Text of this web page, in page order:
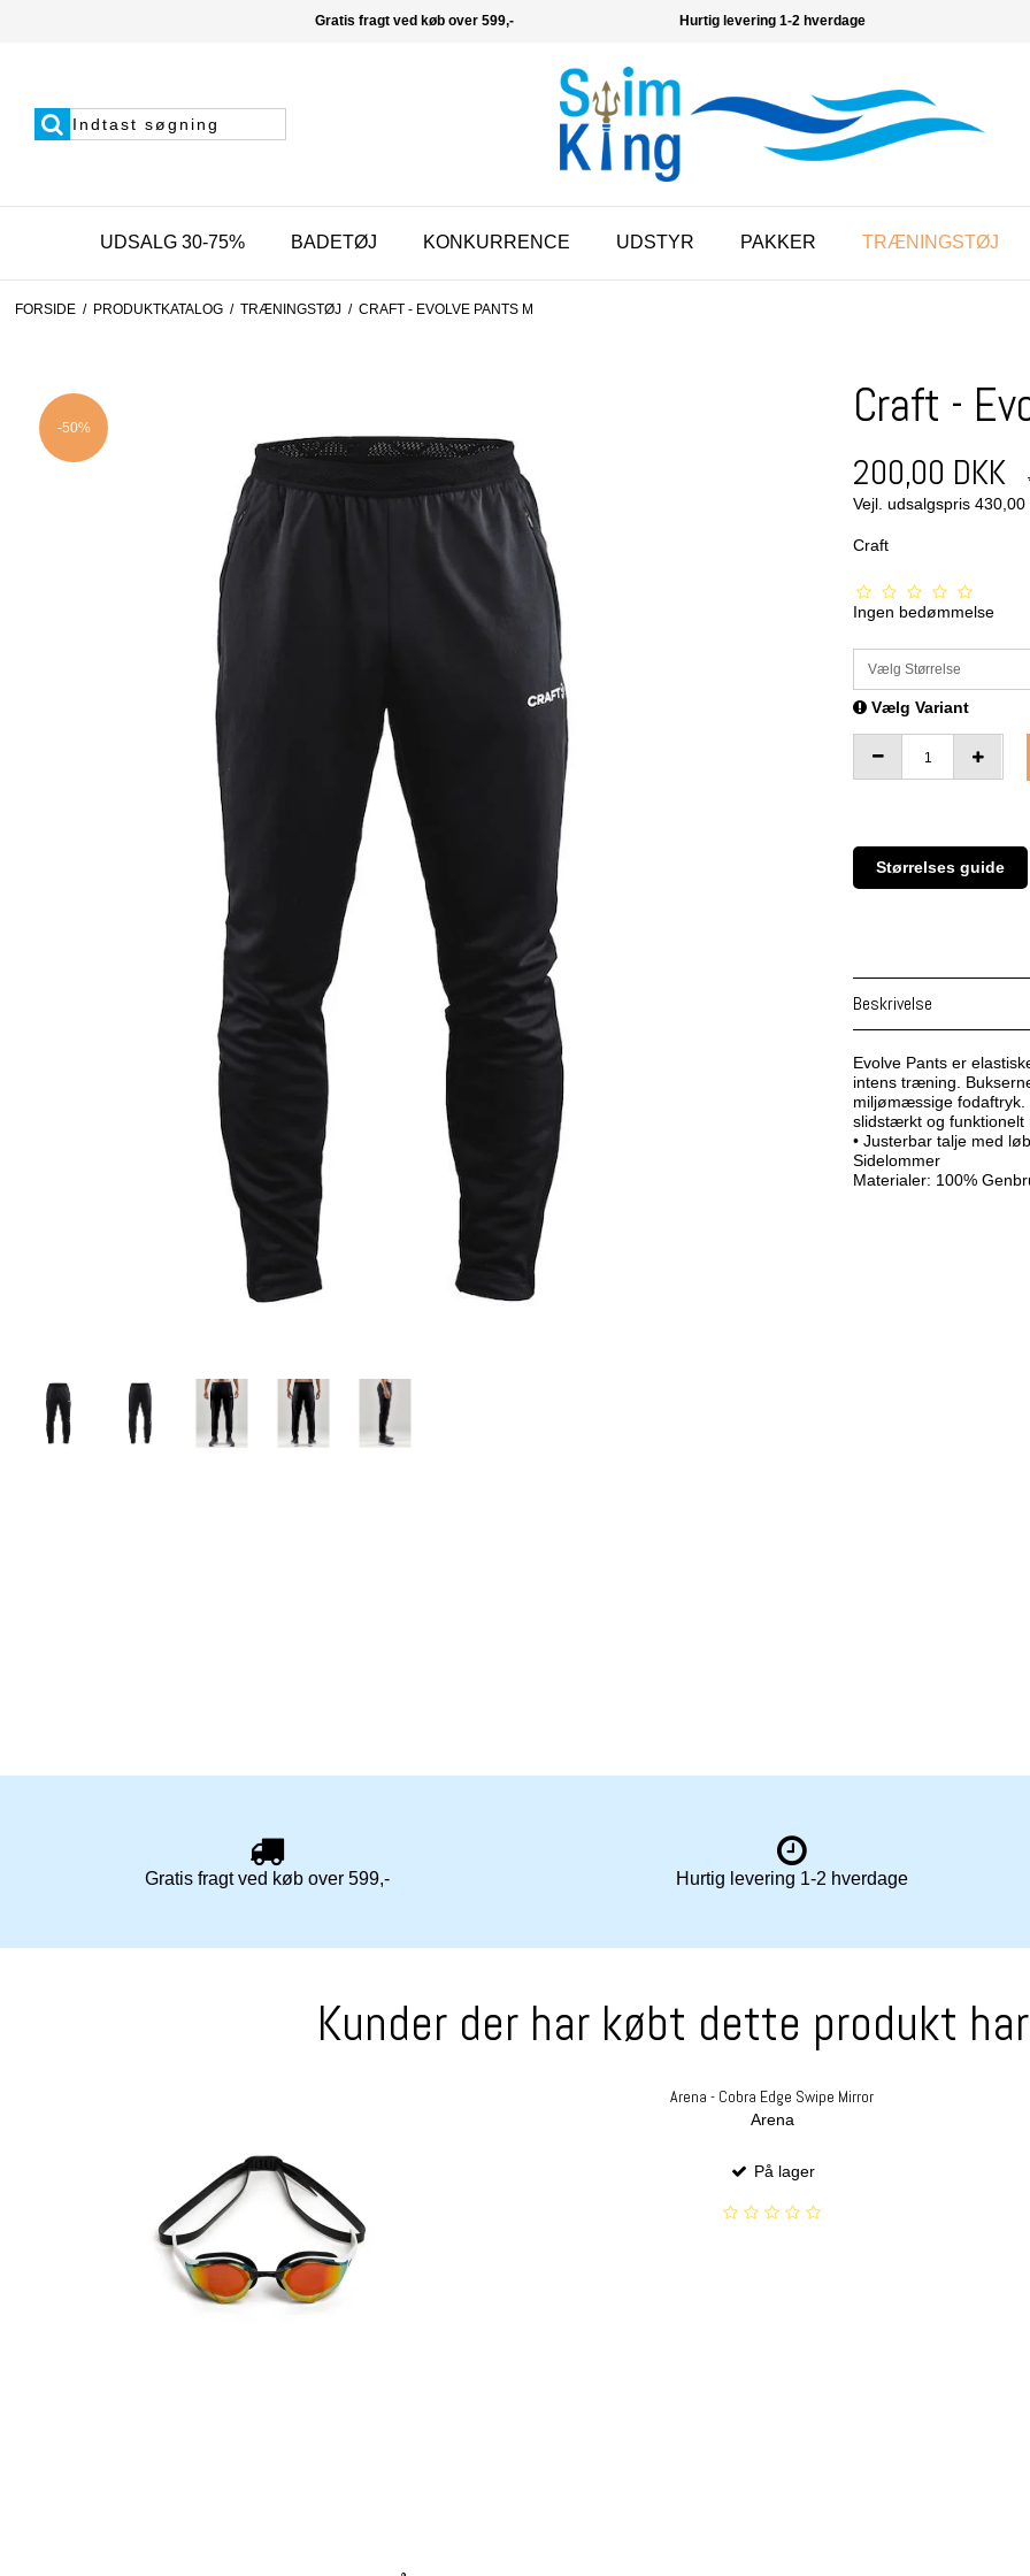
Gratis fragt ved køb over 599,- Hurtig levering 1-2 hverdage
UDSALG 30-75% BADETØJ KONKURRENCE UDSTYR PAKKER TRÆNINGSTØJ
FORSIDE / PRODUKTKATALOG / TRÆNINGSTØJ / CRAFT - EVOLVE PANTS M
-50% Craft -
200,00 DKK
Vejl. udsalgspris 430,00
Craft
Ingen bedømmelse
Vælg Størrelse
Vælg Variant
Størrelses guide
Beskrivelse
Evolve Pants er
intens træning.
miljømæssige fodaftryk.
slidstærkt og funktionelt
• Justerbar talje med
Sidelommer
Materialer: 100%
Gratis fragt ved køb over 599,- Hurtig levering 1-2 hverdage
Kunder der har købt dette produkt
Arena - Cobra Edge Swipe Mirror
Arena
På lager